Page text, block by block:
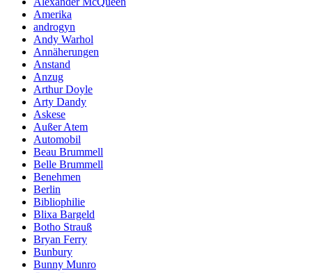
Amerika
androgyn
Andy Warhol
Annäherungen
Anstand
Anzug
Arthur Doyle
Arty Dandy
Askese
Außer Atem
Automobil
Beau Brummell
Belle Brummell
Benehmen
Berlin
Bibliophilie
Blixa Bargeld
Botho Strauß
Bryan Ferry
Bunbury
Bunny Munro